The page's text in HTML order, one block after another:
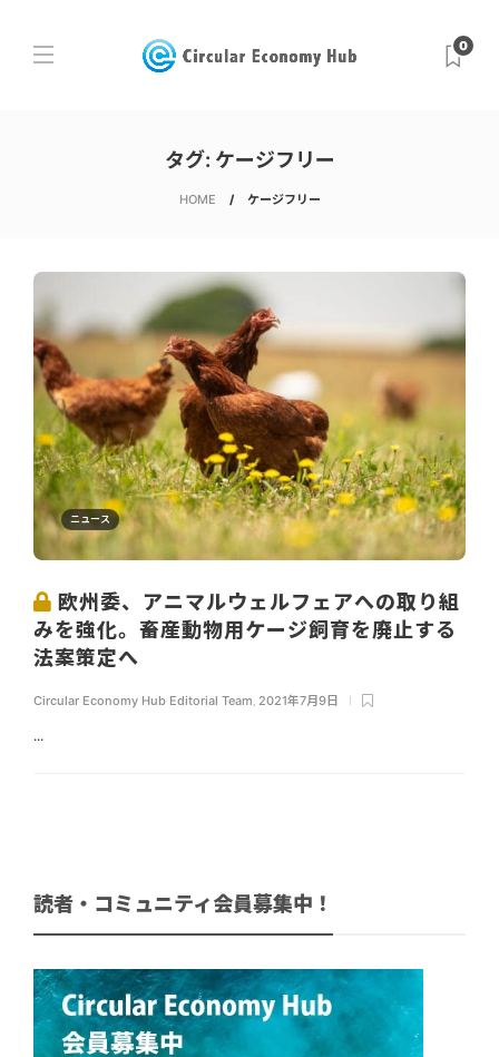
0
タグ: ケージフリー
HOME ケージフリー
ニュース
欧州委、アニマルウェルフェアへの取り組
みを強化。畜産動物用ケージ飼育を廃止する
法案策定へ
Circular Economy Hub Editorial Team, 2021年7月9日
...
読者・コミュニティ会員募集中！